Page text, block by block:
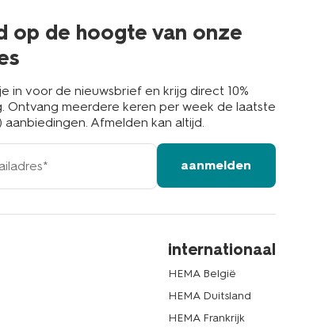
op de hoogte van onze
in voor de nieuwsbrief en krijg direct 10%
Ontvang meerdere keren per week de laatste
aanbiedingen. Afmelden kan altijd.
aanmelden
internationaal
HEMA België
HEMA Duitsland
HEMA Frankrijk